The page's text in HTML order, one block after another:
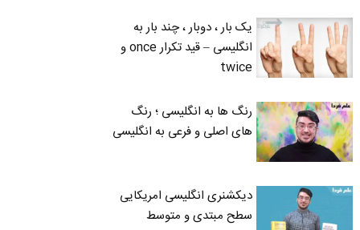
یک بار ، دوبار ، چند بار به
انگلیسی – قید تکرار once و
twice
رنگ ها به انگلیسی ؛ رنگ
های اصلی و فرعی به انگلیسی
دیکشنری انگلیسی امریکایی
سطح مبتدی و متوسط